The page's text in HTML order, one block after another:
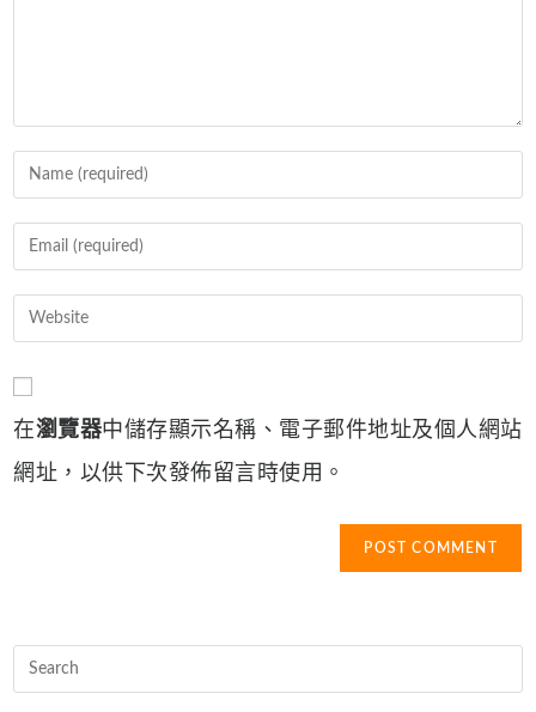
Enter
your
or
username
Enter
your
address
Enter
your
website
(optional)
在瀏覽器中儲存顯示名稱、電子郵件地址及個人網站
網址，以供下次發佈留言時使用。